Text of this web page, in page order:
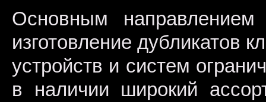
Основным направлением
изготовление дубликатов
устройств и систем
в наличии широкий